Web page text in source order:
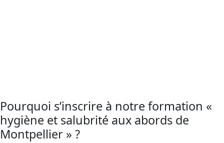
Pourquoi s’inscrire à notre formation «
hygiène et salubrité aux abords de
Montpellier » ?